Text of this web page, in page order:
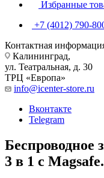
Избранные
+7 (4012) 790-
Контактная
Калининград,
ул. Театральная, д. 30
ТРЦ «Европа»
info@icenter-store.ru
Вконтакте
Telegram
Беспроводное
3 в 1 с